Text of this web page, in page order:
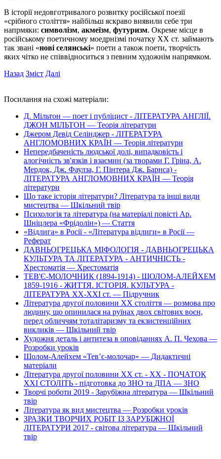
В історії недовготривалого розвитку російської поезії
«срібного століття» найбільш яскраво виявили себе три
напрмяки: символізм, акмеїзм, футуризм. Окреме місце в
російському поетичному моедрнізмі початку ХХ ст. займають
так звані «нові селянські» поети а також поети, творчість
яких чітко не співвідноситься з певним художнім напрямком.
Назад Зміст Далі
Посилання на схожі матеріали:
Д. Мільтон — поет і публіцист - ЛІТЕРАТУРА АНГЛІЇ.
ДЖОН МІЛЬТОН — Теорія літератури
Джером Девід Селінджер - ЛІТЕРАТУРА
АНГЛОМОВНИХ КРАЇН — Теорія літератури
Непередбаченість людської долі, випадковість і
алогічність зв'язків і взаємин (за творами Г. Гріна, А.
Мердок, Дж. Фаулза, Г. Пінтера Дж. Барнса) -
ЛІТЕРАТУРА АНГЛОМОВНИХ КРАЇН — Теорія
літератури
Що таке історія літератури? Література та інші види
мистецтва — Шкільний твір
Психологія та література (на матеріалі повісті Ар.
Шніцлера «Фрідолін») — Стаття
«Відлига» в Росії - «Література відлиги» в Росії —
Реферат
ДАВНЬОГРЕЦЬКА МІФОЛОГІЯ - ДАВНЬОГРЕЦЬКА
КУЛЬТУРА ТА ЛІТЕРАТУРА - АНТИЧНІСТЬ -
Хрестоматія — Хрестоматія
ТЕВ'Є-МОЛОЧНИК (1894-1914) - ШОЛОМ-АЛЕЙХЕМ
1859-1916 - ЖИТТЯ. ІСТОРІЯ. КУЛЬТУРА -
ЛІТЕРАТУРА ХХ-ХХІ ст. — Підручник
Література другої половини XX століття — розмова про
людину, що опинилася на руїнах двох світових воєн,
перед обличчям тоталітаризму та екзистенційних
викликів — Шкільний твір
Художня деталь і антитеза в оповіданнях А. П. Чехова —
Розробки уроків
Шолом-Алейхем «Тев’є-молочар» — Дидактичні
матеріали
Література другої половини XX ст. - XX - ПОЧАТОК
XXI СТОЛІТЬ - підготовка до ЗНО та ДПА — ЗНО
Творчі роботи 2019 - Зарубіжна література — Шкільний
твір
Література як вид мистецтва — Розробки уроків
ЗРАЗКИ ТВОРЧИХ РОБІТ ІЗ ЗАРУБІЖНОЇ
ЛІТЕРАТУРИ 2017 - світова література — Шкільний
твір